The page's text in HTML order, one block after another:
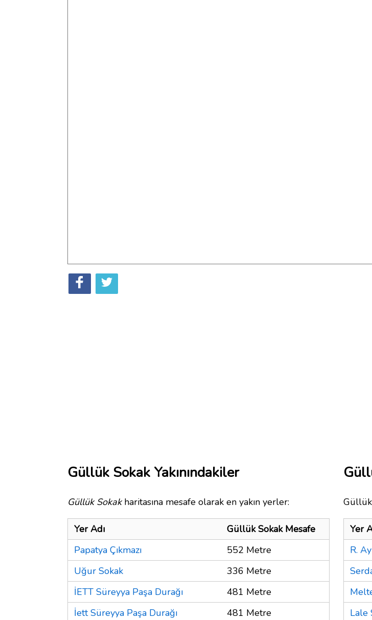
Güllük Sokak Yakınındakiler
Güllük Sokakharitasına mesafe olarak en yakın yerler:
Yer Adı
Güllük Sokak Mesafe
Papatya Çıkmazı
552 Metre
Uğur Sokak
336 Metre
İETT Süreyya Paşa Durağı
481 Metre
İett Süreyya Paşa Durağı
481 Metre
Yer
R.
Lale